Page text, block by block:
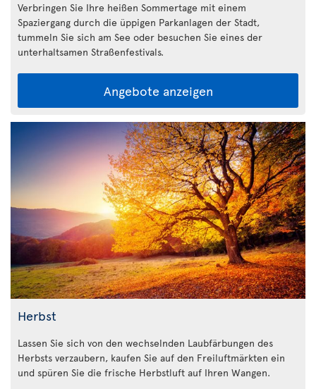
Verbringen Sie Ihre heißen Sommertage mit einem
Spaziergang durch die üppigen Parkanlagen der Stadt,
tummeln Sie sich am See oder besuchen Sie eines der
unterhaltsamen Straßenfestivals.
Angebote anzeigen
Herbst
Lassen Sie sich von den wechselnden Laubfärbungen des
Herbsts verzaubern, kaufen Sie auf den Freiluftmärkten ein
und spüren Sie die frische Herbstluft auf Ihren Wangen.